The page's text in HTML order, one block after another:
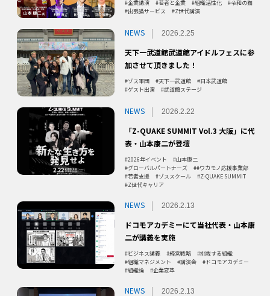
企業講演 若者と企業 組織活性化
令和の猫
出張猫サービス
Z世代講演
NEWS 2026.2.25
天下一武道館武道館アイドルフェスに参
加させて頂きました！
ゾス軍団 天下一武道館
日本武道館
ゲスト出演
武道館ステージ
NEWS 2026.2.22
「Z-QUAKE SUMMIT Vol.3 大阪」に代
表・山本康二が登壇
2026年イベント
山本康二
グローバルパートナーズ
#ワカモノ応援事業部
若者支援
ゾススクール
Z-QUAKE SUMMIT
Z世代キャリア
NEWS 2026.2.13
ドコモアカデミーにて当社代表・山本康
二が講義を実施
ビジネス講義 経営戦略
挑戦する組織
組織マネジメント
講演会
ドコモアカデミー
組織論
企業変革
NEWS 2026.2.13